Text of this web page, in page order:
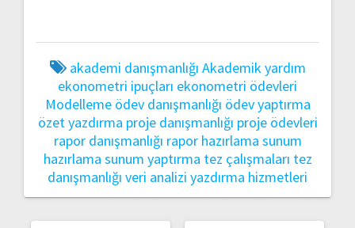
akademi danışmanlığı Akademik yardım
ekonometri ipuçları ekonometri ödevleri
Modelleme ödev danışmanlığı ödev yaptırma
özet yazdırma proje danışmanlığı proje ödevleri
rapor danışmanlığı rapor hazırlama sunum
hazırlama sunum yaptırma tez çalışmaları tez
danışmanlığı veri analizi yazdırma hizmetleri